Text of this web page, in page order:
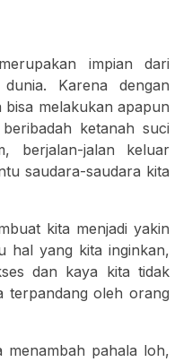
impian dari
Karena dengan
melakukan apapun
ketanah suci
berjalan-jalan keluar
saudara-saudara kita
kita menjadi yakin
hal yang kita inginkan,
dan kaya kita tidak
terpandang oleh orang
menambah pahala loh,